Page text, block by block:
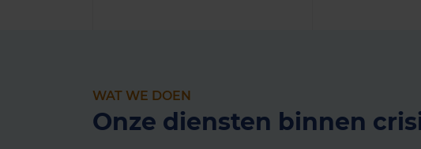
WAT WE DOEN
Onze diensten binnen